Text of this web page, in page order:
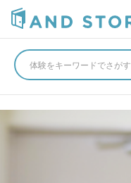
体験をキーワードでさがす